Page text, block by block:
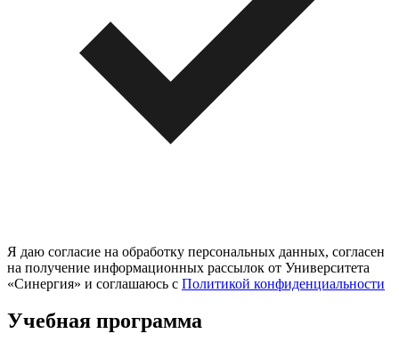
Я даю согласие на обработку персональных данных, согласен
на получение информационных рассылок от Университета
«Синергия» и соглашаюсь c Политикой конфиденциальности
Учебная программа